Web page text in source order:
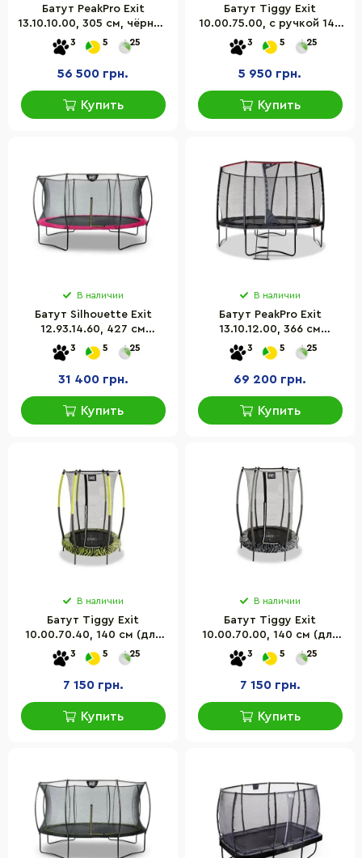
Батут PeakPro Exit
13.10.10.00, 305 см, чёрный
с защитной сеткой
3 5 25
56 500 грн.
Купить
Батут Tiggy Exit
10.00.75.00, с ручкой 140
см серый
3 5 25
5 950 грн.
Купить
В наличии
Батут Silhouette Exit
12.93.14.60, 427 см
(фитнес для детей,
взрослых, спортивный)
розовый
3 5 25
31 400 грн.
Купить
В наличии
Батут PeakPro Exit
13.10.12.00, 366 см
(джампинг, фитнес)
чёрный с сеткой
3 5 25
69 200 грн.
Купить
В наличии
Батут Tiggy Exit
10.00.70.40, 140 см (для
джампинга, фитнеса)
зелёный с внутренней
сеткой
3 5 25
7 150 грн.
Купить
В наличии
Батут Tiggy Exit
10.00.70.00, 140 см (для
джампинга, фитнеса,
спортивный) сетка
3 5 25
7 150 грн.
Купить